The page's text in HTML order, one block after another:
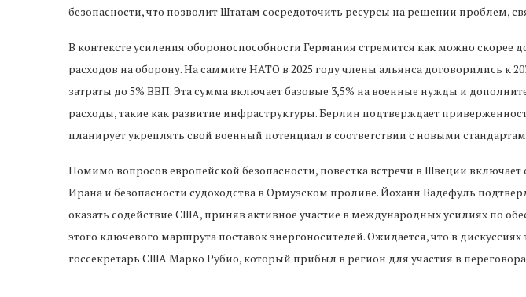
безопасности, что позволит Штатам сосредоточить ресурсы на решении проблем,
В контексте усиления обороноспособности Германия стремится как можно скорее
расходов на оборону. На саммите НАТО в 2025 году члены альянса договорились к
затраты до 5% ВВП. Эта сумма включает базовые 3,5% на военные нужды и
расходы, такие как развитие инфраструктуры. Берлин подтверждает
планирует укреплять свой военный потенциал в соответствии с новыми
Помимо вопросов европейской безопасности, повестка встречи в Швеции включает
Ирана и безопасности судоходства в Ормузском проливе. Йоханн Вадефуль
оказать содействие США, приняв активное участие в международных усилиях по
этого ключевого маршрута поставок энергоносителей. Ожидается, что в дискуссиях
госсекретарь США Марко Рубио, который прибыл в регион для участия в